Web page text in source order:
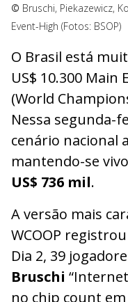
© Bruschi, Piekazewicz,
Event-High (Fotos: BSOP)
O Brasil está
US$ 10.300 Main
(World
Nessa segunda-
cenário nacional
mantendo-se
US$ 736 mil.
A versão mais
WCOOP
Dia 2, 39
Bruschi
no chip count